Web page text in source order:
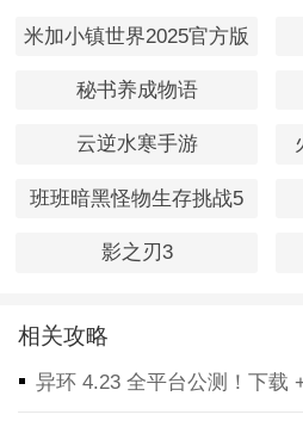
米加小镇世界2025官方版
秘书养成物语
云逆水寒手游
班班暗黑怪物生存挑战5
影之刃3
相关攻略
异环 4.23 全平台公测！下载